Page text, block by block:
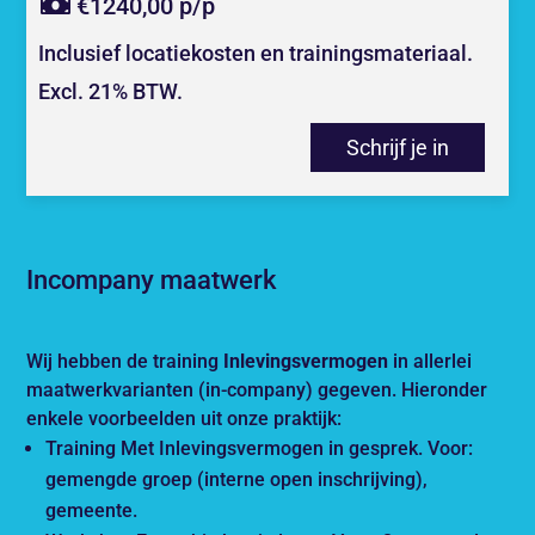
€1240,00 p/p
Inclusief locatiekosten en trainingsmateriaal.
Excl. 21% BTW.
Schrijf je in
Incompany maatwerk
Wij hebben de training Inlevingsvermogen in allerlei
maatwerkvarianten (in-company) gegeven. Hieronder
enkele voorbeelden uit onze praktijk:
Training Met Inlevingsvermogen in gesprek. Voor:
gemengde groep (interne open inschrijving),
gemeente.